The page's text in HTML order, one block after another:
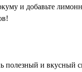
и добавьте
полезный и вкусный